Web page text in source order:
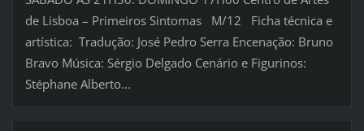
de Lisboa – Primeiros Sintomas M/12 Ficha técnica e
artística: Tradução: José Pedro Serra Encenação: Bruno
Bravo Música: Sérgio Delgado Cenário e Figurinos:
Stéphane Alberto...